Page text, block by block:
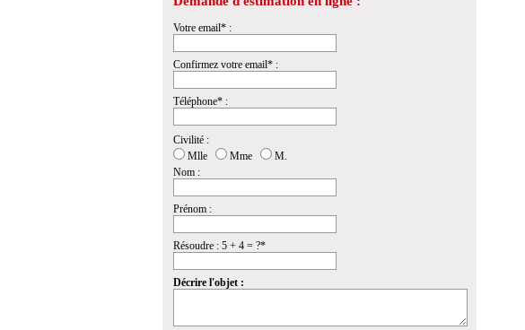
Votre email* :
Confirmez votre email* :
Téléphone* :
Civilité :
Mlle
Mme
M.
Nom :
Prénom :
Résoudre : 5 + 4 = ?*
Décrire l'objet :